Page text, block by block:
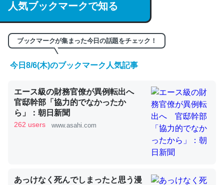
/064121
─GPTの仕組みと限界についての考察（１） - conceptualization
くらい。小説でいう「ずっと前の伏線」は回収されないけ
ど、短期記憶というには多い分量。進化すればするほど分
かりやすく強くなりそう
人気ブックマークで知る
ブックマークが集まった今日の話題をチェック！
今日8/6(木)のブックマーク人気記事
エース級の財務官僚が異例転出へ
官邸幹部「協力的でなかったか
ら」：朝日新聞
262 users www.asahi.com
あっけなく死んでしまったと思う漫